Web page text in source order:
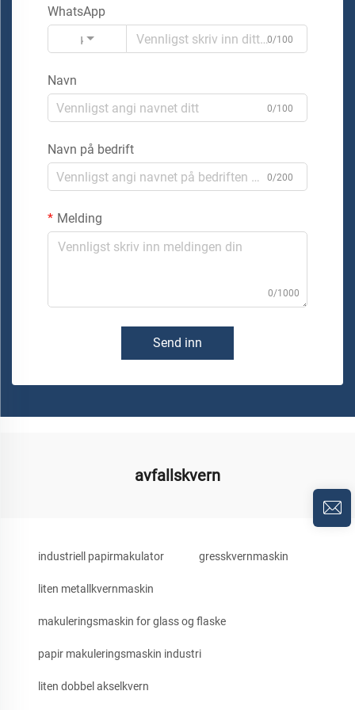
WhatsApp
Kode
0/100
Navn
0/100
Navn på bedrift
0/200
Melding
0/1000
Send inn
avfallskvern
industriell papirmakulator gresskvernmaskin
liten metallkvernmaskin
makuleringsmaskin for glass og flaske
papir makuleringsmaskin industri
liten dobbel akselkvern